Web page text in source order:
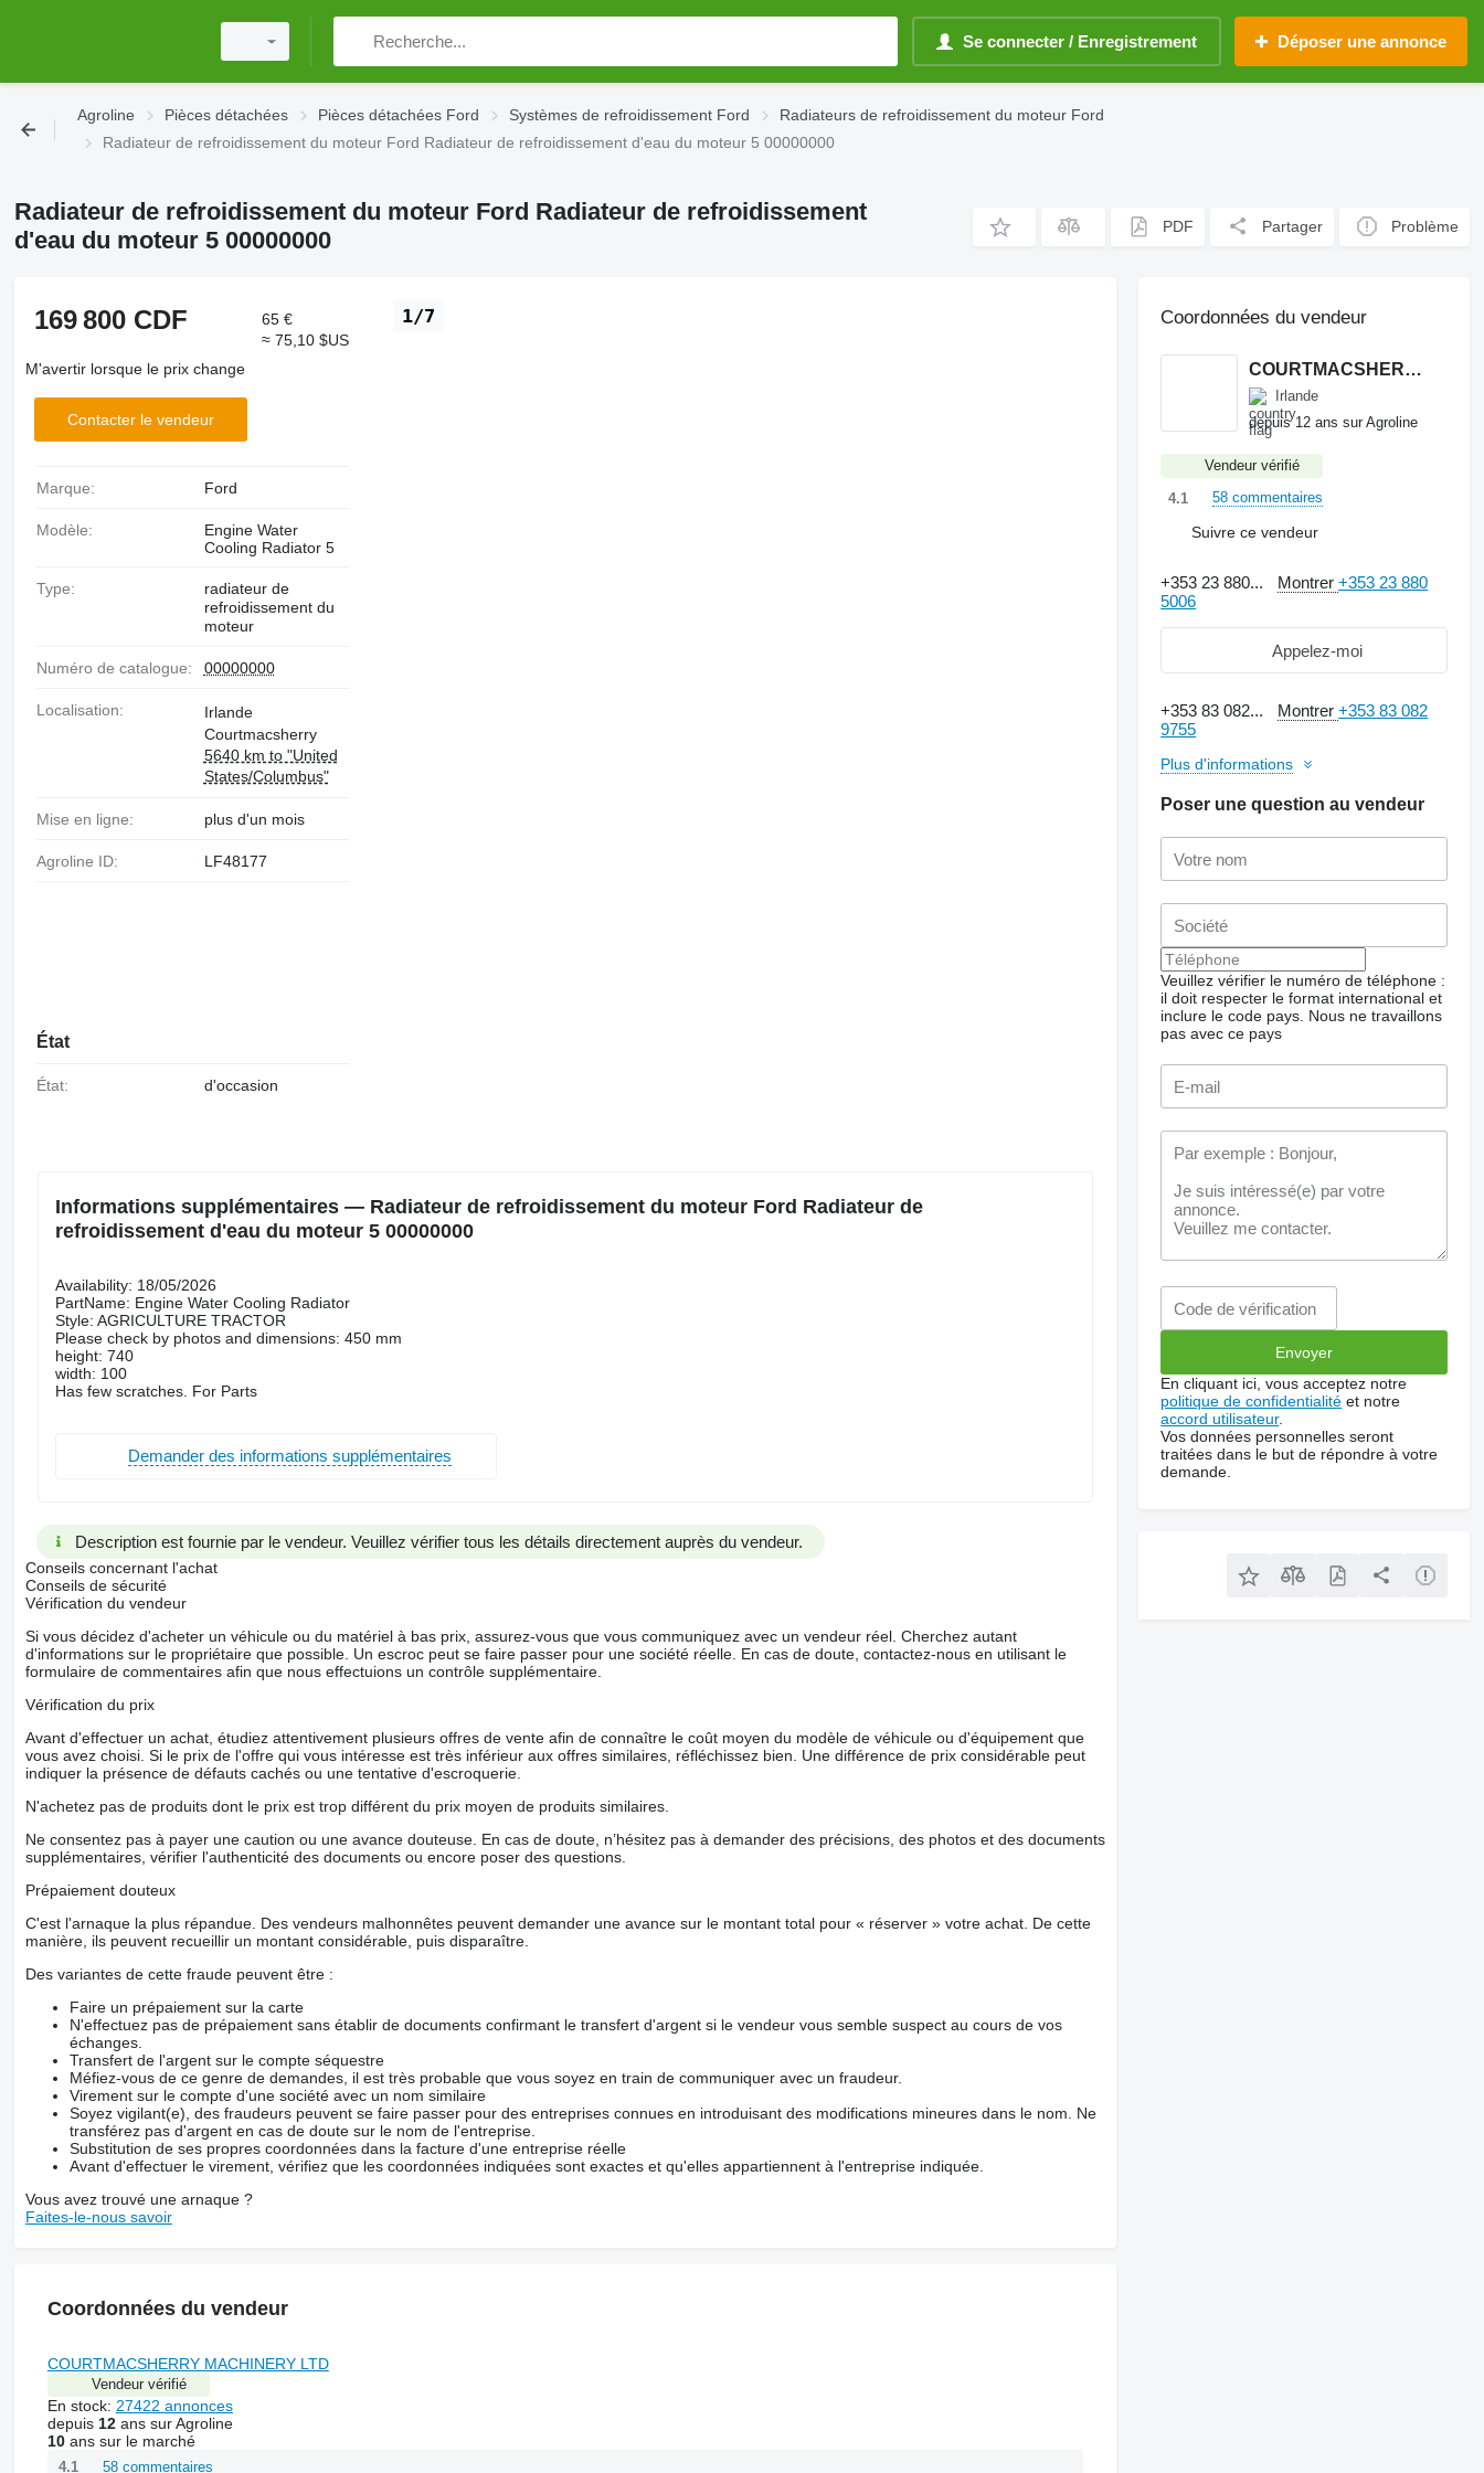
Se connecter / Enregistrement Déposer une annonce
Agroline Pièces détachées Pièces détachées Ford Systèmes de refroidissement Ford
Radiateurs de refroidissement du moteur Ford
Radiateur de refroidissement du moteur Ford Radiateur de refroidissement d'eau du moteur 5 00000000
Radiateur de refroidissement du moteur Ford Radiateur de refroidissement
d'eau du moteur 5 00000000
PDF Partager Problème
1/7
169 800 CDF
65 €
≈ 75,10 $US
M'avertir lorsque le prix change
Contacter le vendeur
Marque: Ford
Modèle:
Engine Water
Cooling Radiator 5
Type:
radiateur de
refroidissement du
moteur
Numéro de catalogue: 00000000
Localisation:
Irlande
Courtmacsherry
5640 km to "United
States/Columbus"
Mise en ligne: plus d'un mois
Agroline ID: LF48177
État
État: d'occasion
Informations supplémentaires — Radiateur de refroidissement du moteur Ford Radiateur de
refroidissement d'eau du moteur 5 00000000
Availability: 18/05/2026
PartName: Engine Water Cooling Radiator
Style: AGRICULTURE TRACTOR
Please check by photos and dimensions: 450 mm
height: 740
width: 100
Has few scratches. For Parts
Demander des informations supplémentaires
Description est fournie par le vendeur. Veuillez vérifier tous les détails directement auprès du vendeur.
Conseils concernant l'achat
Conseils de sécurité
Vérification du vendeur
Si vous décidez d'acheter un véhicule ou du matériel à bas prix, assurez-vous que vous communiquez avec un vendeur réel. Cherchez autant
d'informations sur le propriétaire que possible. Un escroc peut se faire passer pour une société réelle. En cas de doute, contactez-nous en utilisant le
formulaire de commentaires afin que nous effectuions un contrôle supplémentaire.
Vérification du prix
Avant d'effectuer un achat, étudiez attentivement plusieurs offres de vente afin de connaître le coût moyen du modèle de véhicule ou d'équipement que
vous avez choisi. Si le prix de l'offre qui vous intéresse est très inférieur aux offres similaires, réfléchissez bien. Une différence de prix considérable peut
indiquer la présence de défauts cachés ou une tentative d'escroquerie.
N'achetez pas de produits dont le prix est trop différent du prix moyen de produits similaires.
Ne consentez pas à payer une caution ou une avance douteuse. En cas de doute, n’hésitez pas à demander des précisions, des photos et des documents
supplémentaires, vérifier l'authenticité des documents ou encore poser des questions.
Prépaiement douteux
C'est l'arnaque la plus répandue. Des vendeurs malhonnêtes peuvent demander une avance sur le montant total pour « réserver » votre achat. De cette
manière, ils peuvent recueillir un montant considérable, puis disparaître.
Des variantes de cette fraude peuvent être :
Faire un prépaiement sur la carte
N'effectuez pas de prépaiement sans établir de documents confirmant le transfert d'argent si le vendeur vous semble suspect au cours de vos
échanges.
Transfert de l'argent sur le compte séquestre
Méfiez-vous de ce genre de demandes, il est très probable que vous soyez en train de communiquer avec un fraudeur.
Virement sur le compte d'une société avec un nom similaire
Soyez vigilant(e), des fraudeurs peuvent se faire passer pour des entreprises connues en introduisant des modifications mineures dans le nom. Ne
transférez pas d'argent en cas de doute sur le nom de l'entreprise.
Substitution de ses propres coordonnées dans la facture d'une entreprise réelle
Avant d'effectuer le virement, vérifiez que les coordonnées indiquées sont exactes et qu'elles appartiennent à l'entreprise indiquée.
Vous avez trouvé une arnaque ?
Faites-le-nous savoir
Coordonnées du vendeur
COURTMACSHERRY MACHINERY LTD
Vendeur vérifié
En stock: 27422 annonces
depuis 12ans sur Agroline
10ans sur le marché
4.1 58 commentaires
Coordonnées du vendeur
COURTMACSHERRY MACHINERY LTD
Irlande
depuis 12 ans sur Agroline
Vendeur vérifié
4.1
58 commentaires
Suivre ce vendeur
+353 23 880... Montrer+353 23 880
5006
Appelez-moi
+353 83 082... Montrer+353 83 082
9755
Plus d'informations
Poser une question au vendeur
Veuillez vérifier le numéro de téléphone :
il doit respecter le format international et
inclure le code pays. Nous ne travaillons
pas avec ce pays
En cliquant ici, vous acceptez notre
politique de confidentialité et notre
accord utilisateur.
Vos données personnelles seront
traitées dans le but de répondre à votre
demande.